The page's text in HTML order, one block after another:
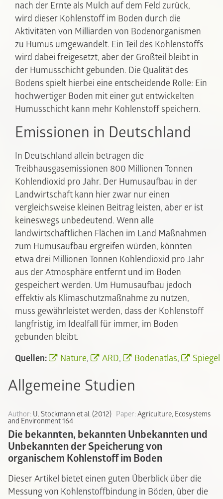
nach der Ernte als Mulch auf dem Feld zurück,
wird dieser Kohlenstoff im Boden durch die
Aktivitäten von Milliarden von Bodenorganismen
zu Humus umgewandelt. Ein Teil des Kohlenstoffs
wird dabei freigesetzt, aber der Großteil bleibt in
der Humusschicht gebunden. Die Qualität des
Bodens spielt hierbei eine entscheidende Rolle: Ein
hochwertiger Boden mit einer gut entwickelten
Humusschicht kann mehr Kohlenstoff speichern.
Emissionen in Deutschland
In Deutschland allein betragen die
Treibhausgasemissionen 800 Millionen Tonnen
Kohlendioxid pro Jahr. Der Humusaufbau in der
Landwirtschaft kann hier zwar nur einen
vergleichsweise kleinen Beitrag leisten, aber er ist
keineswegs unbedeutend. Wenn alle
landwirtschaftlichen Flächen im Land Maßnahmen
zum Humusaufbau ergreifen würden, könnten
etwa drei Millionen Tonnen Kohlendioxid pro Jahr
aus der Atmosphäre entfernt und im Boden
gespeichert werden. Um Humusaufbau jedoch
effektiv als Klimaschutzmaßnahme zu nutzen,
muss gewährleistet werden, dass der Kohlenstoff
langfristig, im Idealfall für immer, im Boden
gebunden bleibt.
Quellen: Nature, ARD, Bodenatlas, Spiegel
Allgemeine Studien
Author: U. Stockmann et al. (2012) Paper:Agriculture, Ecosystems
and Environment 164
Die bekannten, bekannten Unbekannten und
Unbekannten der Speicherung von
organischem Kohlenstoff im Boden
Dieser Artikel bietet einen guten Überblick über die
Messung von Kohlenstoffbindung in Böden, über die